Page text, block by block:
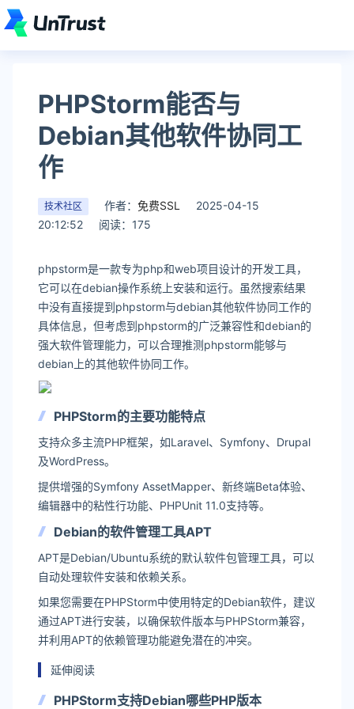
PHPStorm能否与
Debian其他软件协同工
作
技术社区 作者： 免费SSL
2025-04-15
20:12:52
阅读：175
phpstorm是一款专为php和web项目设计的开发工具，
它可以在debian操作系统上安装和运行。虽然搜索结果
中没有直接提到phpstorm与debian其他软件协同工作的
具体信息，但考虑到phpstorm的广泛兼容性和debian的
强大软件管理能力，可以合理推测phpstorm能够与
debian上的其他软件协同工作。
PHPStorm的主要功能特点
支持众多主流PHP框架，如Laravel、Symfony、Drupal
及WordPress。
提供增强的Symfony AssetMapper、新终端Beta体验、
编辑器中的粘性行功能、PHPUnit 11.0支持等。
Debian的软件管理工具APT
APT是Debian/Ubuntu系统的默认软件包管理工具，可以
自动处理软件安装和依赖关系。
如果您需要在PHPStorm中使用特定的Debian软件，建议
通过APT进行安装，以确保软件版本与PHPStorm兼容，
并利用APT的依赖管理功能避免潜在的冲突。
延伸阅读
PHPStorm支持Debian哪些PHP版本